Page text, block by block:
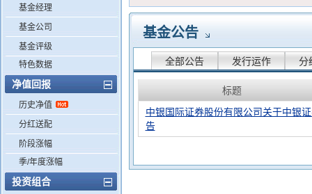
基金经理
基金公司
基金评级
特色数据
净值回报
历史净值
分红送配
阶段涨幅
季/年度涨幅
投资组合
基金公告
全部公告 发行运作 分
标题
中银国际证券股份有限公司关于中银
告